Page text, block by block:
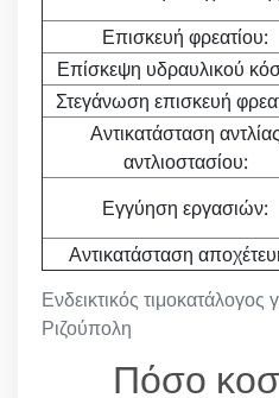
Ενδεικτικός τιμοκατάλογος
Ριζούπολη
Επισκευή φρεατίου:
Επίσκεψη υδραυλικού
Στεγάνωση επισκευή
Αντικατάσταση αντλίας
αντλιοστασίου:
Εγγύηση εργασιών:
Αντικατάσταση
Πόσο